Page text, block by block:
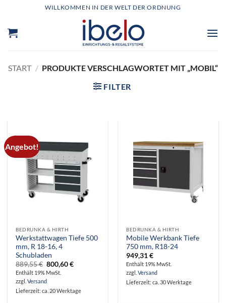
springen
WILLKOMMEN IN DER WELT DER ORDNUNG
START / PRODUKTE VERSCHLAGWORTET MIT „MOBIL“
FILTER
Angebot!
BEDRUNKA & HIRTH
Werkstattwagen Tiefe 500
mm, R 18-16, 4
Schubladen
889,55€ Ursprünglicher
Preis
war:
889,55 €
800,60€Aktueller
Enthält 19% MwSt.
zzgl.Versand
Lieferzeit: ca. 20 Werktage
BEDRUNKA & HIRTH
Mobile Werkbank Tiefe
750 mm, R18-24
949,31€
Enthält 19% MwSt.
zzgl.Versand
Lieferzeit: ca. 30 Werktage